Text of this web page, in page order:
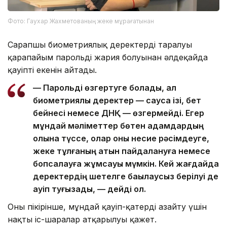
Фото: Гаухар Жахметованың жеке мұрағатынан
Сарапшы биометриялық деректердің таралуы
қарапайым парольдің жария болуынан әлдеқайда
қауіпті екенін айтады.
— Парольді өзгертуге болады, ал
биометриялық деректер — саусақ ізі, бет
бейнесі немесе ДНҚ — өзгермейді. Егер
мұндай мәліметтер бөтен адамдардың
қолына түссе, олар оны несие рәсімдеуге,
жеке тұлғаның атын пайдалануға немесе
бопсалауға жұмсауы мүмкін. Кей жағдайда
деректердің шетелге бақылаусыз берілуі де
қауіп туғызады, — дейді ол.
Оның пікірінше, мұндай қауіп-қатерді азайту үшін
нақты іс-шаралар атқарылуы қажет.